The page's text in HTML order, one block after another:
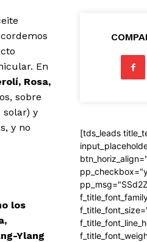
En
Rosa,
sobre
solar) y
y no
los
Ylang
[tds_leads